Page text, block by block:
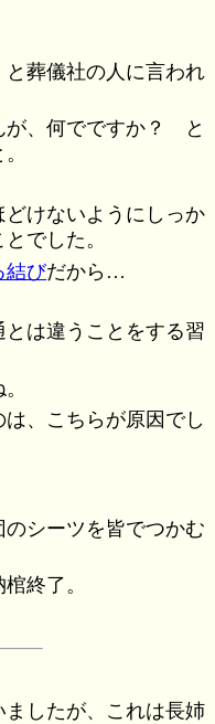
葬儀社の人に言われ
が、何でですか？ と
けないようにしっか
でした。
結びだから…
は違うことをする習
、こちらが原因でし
シーツを皆でつかむ
終了。
したが、これは長姉